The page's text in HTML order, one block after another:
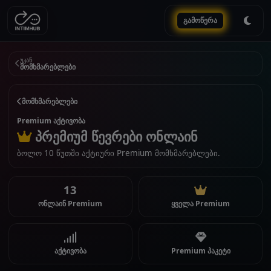
გამოწერა
უკან
მომხმარებლები
მომხმარებლები
Premium აქტივობა
პრემიუმ წევრები ონლაინ
ბოლო 10 წუთში აქტიური Premium მომხმარებლები.
13
ონლაინ Premium ყველა Premium
აქტივობა Premium პაკეტი